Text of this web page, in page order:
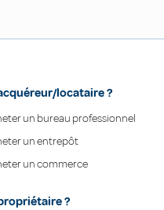
locataire ?
un bureau professionnel
un entrepôt
un commerce
?